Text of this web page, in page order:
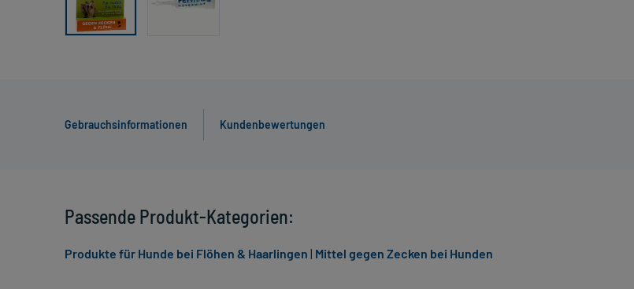
Gebrauchsinformationen Kundenbewertungen
Passende Produkt-Kategorien:
Produkte für Hunde bei Flöhen & Haarlingen | Mittel gegen Zecken bei Hunden